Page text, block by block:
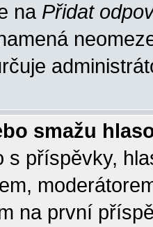
na Přidat
smažu
s příspěvky,
na první